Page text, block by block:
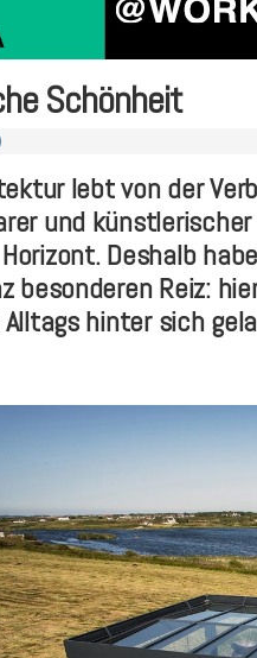
Schönheit
lebt von der
und
Deshalb
besonderen Reiz:
hinter sich